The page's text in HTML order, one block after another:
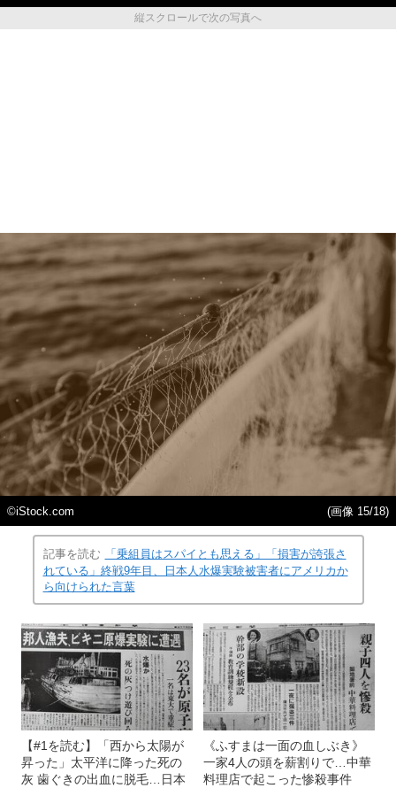
縦スクロールで次の写真へ
©iStock.com (画像 15/18)
記事を読む
「乗組員はスパイとも思える」「損害が誇張さ
れている」終戦9年目、日本人水爆実験被害者にアメリカか
ら向けられた言葉
【#1を読む】「西から太陽が
昇った」太平洋に降った死の
灰 歯ぐきの出血に脱毛…日本
《ふすまは一面の血しぶき》
一家4人の頭を薪割りで…中華
料理店で起こった惨殺事件